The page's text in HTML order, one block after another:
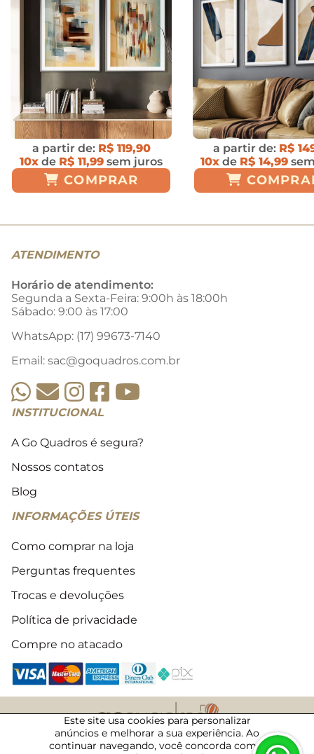
a partir de: R$ 119,90
10x de R$ 11,99 sem juros
COMPRAR
a partir de: R$
10x de R$ 14,99
ATENDIMENTO
Horário de atendimento:
Segunda a Sexta-Feira: 9:00h às 18:00h
Sábado: 9:00 às 17:00
WhatsApp: (17) 99673-7140
Email: sac@goquadros.com.br
INSTITUCIONAL
A Go Quadros é segura?
Nossos contatos
Blog
INFORMAÇÕES ÚTEIS
Como comprar na loja
Perguntas frequentes
Trocas e devoluções
Política de privacidade
Compre no atacado
2018 - 2026 © Todos os direitos reservados
10/08/2026 · 16:35 · 50122350
Este site usa cookies para personalizar
anúncios e melhorar a sua experiência. Ao
continuar navegando, você concorda com a